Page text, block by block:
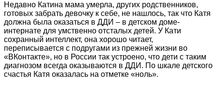
Недавно Катина мама умерла, других родственников,
готовых забрать девочку к себе, не нашлось, так что Катя
должна была оказаться в ДДИ – в детском доме-
интернате для умственно отсталых детей. У Кати
сохранный интеллект, она хорошо читает,
переписывается с подругами из прежней жизни во
«ВКонтакте», но в России так устроено, что дети с таким
диагнозом всегда оказываются в ДДИ. По шкале детского
счастья Катя оказалась на отметке «ноль».